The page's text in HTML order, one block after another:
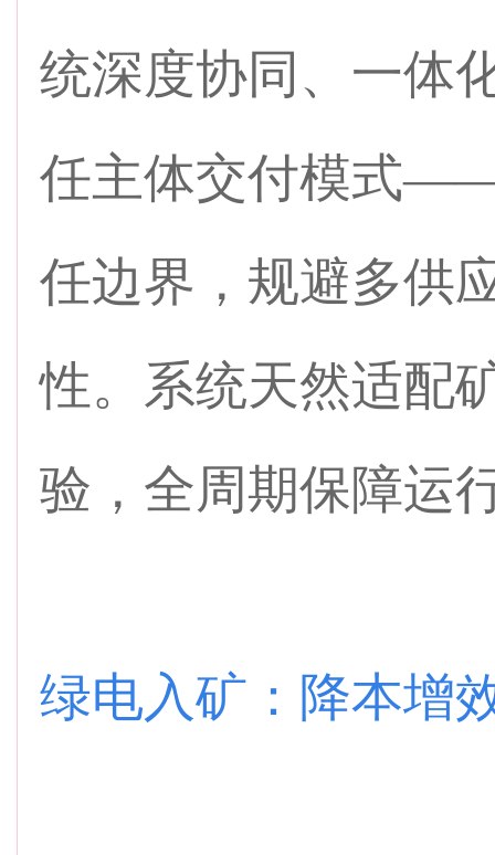
统深度协同、一体
任主体交付模式
任边界，规避多供
性。系统天然适配
验，全周期保障运
绿电入矿：降本增